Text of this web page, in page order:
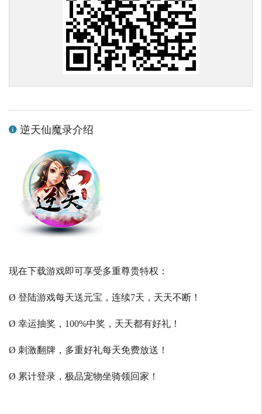
逆天仙魔录介绍
现在下载游戏即可享受多重尊贵特权：
Ø 登陆游戏每天送元宝，连续7天，天天不断！
Ø 幸运抽奖，100%中奖，天天都有好礼！
Ø 刺激翻牌，多重好礼每天免费放送！
Ø 累计登录，极品宠物坐骑领回家！